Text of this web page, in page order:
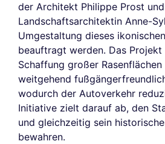
der Architekt Philippe Prost
Landschaftsarchitektin Anne-
Umgestaltung dieses
beauftragt werden. Das
Schaffung großer Rasenflächen
weitgehend
wodurch der Autoverkehr
Initiative zielt darauf ab, den
und gleichzeitig sein
bewahren.